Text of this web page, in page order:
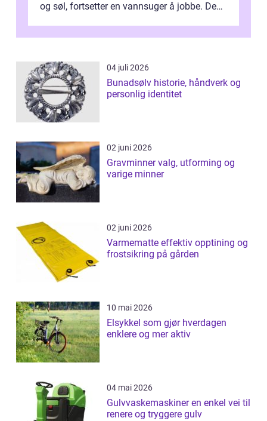
og søl, fortsetter en vannsuger å jobbe. Den
04 juli 2026
Bunadsølv historie, håndverk og
personlig identitet
02 juni 2026
Gravminner valg, utforming og
varige minner
02 juni 2026
Varmematte effektiv opptining og
frostsikring på gården
10 mai 2026
Elsykkel som gjør hverdagen
enklere og mer aktiv
04 mai 2026
Gulvvaskemaskiner en enkel vei til
renere og tryggere gulv